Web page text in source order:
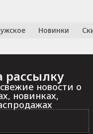
Новинки
рассылку
новости о
новинках,